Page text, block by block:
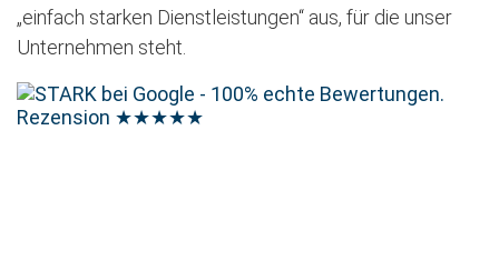
„einfach starken Dienstleistungen“ aus, für die unser
Unternehmen steht.
Rezension ★★★★★